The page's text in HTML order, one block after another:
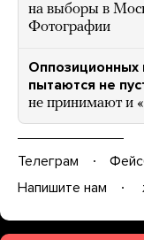
на выборы в
Фотографии
Оппозиционных
пытаются не
не принимают и
Телеграм
Напишите нам